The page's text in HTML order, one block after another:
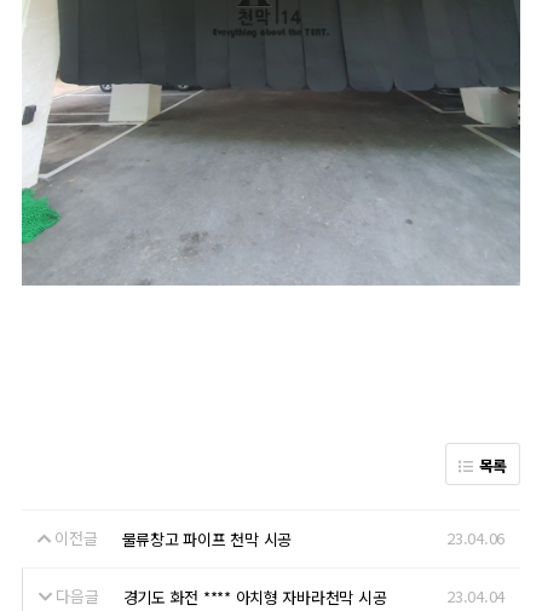
목록
이전글 물류창고 파이프 천막 시공 23.04.06
다음글 경기도 화전 **** 아치형 자바라천막 시공 23.04.04